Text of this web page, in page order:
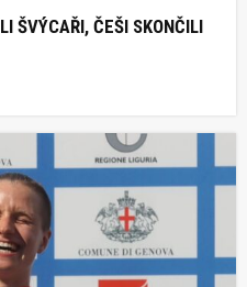
ŠVÝCAŘI, ČEŠI SKONČILI